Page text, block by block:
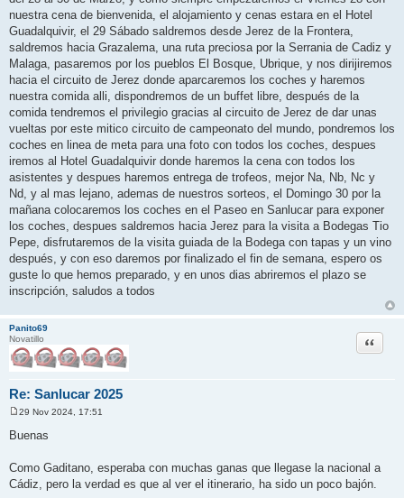
j
e
nuestra cena de bienvenida, el alojamiento y cenas estara en el Hotel
Guadalquivir, el 29 Sábado saldremos desde Jerez de la Frontera,
saldremos hacia Grazalema, una ruta preciosa por la Serrania de Cadiz y
Malaga, pasaremos por los pueblos El Bosque, Ubrique, y nos dirijiremos
hacia el circuito de Jerez donde aparcaremos los coches y haremos
nuestra comida alli, dispondremos de un buffet libre, después de la
comida tendremos el privilegio gracias al circuito de Jerez de dar unas
vueltas por este mitico circuito de campeonato del mundo, pondremos los
coches en linea de meta para una foto con todos los coches, despues
iremos al Hotel Guadalquivir donde haremos la cena con todos los
asistentes y despues haremos entrega de trofeos, mejor Na, Nb, Nc y
Nd, y al mas lejano, ademas de nuestros sorteos, el Domingo 30 por la
mañana colocaremos los coches en el Paseo en Sanlucar para exponer
los coches, despues saldremos hacia Jerez para la visita a Bodegas Tio
Pepe, disfrutaremos de la visita guiada de la Bodega con tapas y un vino
después, y con eso daremos por finalizado el fin de semana, espero os
guste lo que hemos preparado, y en unos dias abriremos el plazo se
inscripción, saludos a todos
Panito69
Novatillo
Re: Sanlucar 2025
Citar
n
j
e
29 Nov 2024, 17:51
Buenas
Como Gaditano, esperaba con muchas ganas que llegase la nacional a
Cádiz, pero la verdad es que al ver el itinerario, ha sido un poco bajón.